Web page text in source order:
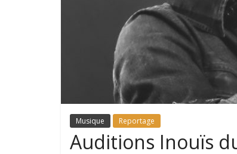
Musique Reportage
Auditions Inouïs